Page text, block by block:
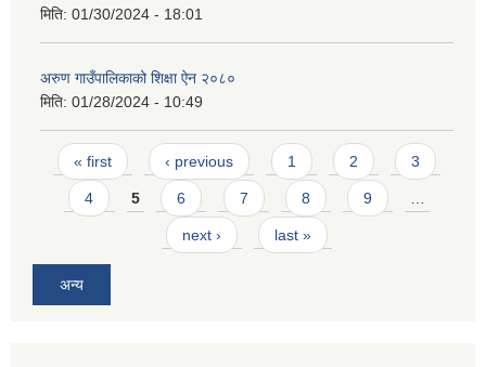
मिति: 01/30/2024 - 18:01
अरुण गाउँपालिकाको शिक्षा ऐन २०८०
मिति: 01/28/2024 - 10:49
Pages
« first ‹ previous 1 2 3
4 5 6 7 8 9
next › last »
अन्य